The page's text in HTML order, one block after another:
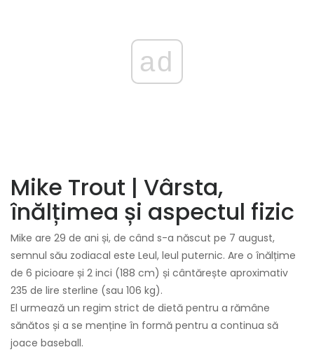
ad
Mike Trout | Vârsta,
înălțimea și aspectul fizic
Mike are 29 de ani și, de când s-a născut pe 7 august,
semnul său zodiacal este Leul, leul puternic. Are o înălțime
de 6 picioare și 2 inci (188 cm) și cântărește aproximativ
235 de lire sterline (sau 106 kg).
El urmează un regim strict de dietă pentru a rămâne
sănătos și a se menține în formă pentru a continua să
joace baseball.